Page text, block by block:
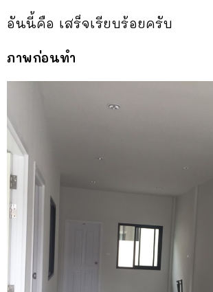
อันนี้คือ เสร็จเรียบร้อยครับ
ภาพก่อนทำ